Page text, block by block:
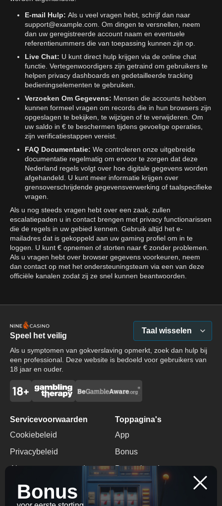
E-mail Hulp: Als u veel vragen hebt, schrijf dan naar
support@example.com . Om dingen te versnellen, neem
dan uw geregistreerde account naam en eventuele
referentienummers die van toepassing kunnen zijn op.
Live Chat: U kunt direct hulp krijgen via de online chat
functie. Vertegenwoordigers zijn getraind om gebruikers te
helpen privacy dashboards en gedetailleerde tracking
bedieningselementen te gebruiken.
Verzoeken Om Gegevens: Mensen die accounts hebben
kunnen formeel vragen om records die in hun browsers zijn
opgeslagen te bekijken, te wijzigen of te verwijderen. Om
uw saldo in € te beschermen tijdens gevoelige operaties,
zijn verificatiestappen vereist.
FAQ Documentatie: We controleren onze uitgebreide
documentatie regelmatig om ervoor te zorgen dat deze
Nederland regels volgt over hoe digitale gegevens worden
afgehandeld. U kunt meer informatie krijgen over
grensoverschrijdende gegevensverwerking of taalspecifieke
vragen.
Als u nog steeds vragen hebt over een zaak, zullen
escalatiepaden u in contact brengen met privacy functionarissen
die de regels in uw gebied kennen. Gebruik altijd het e-
mailadres dat is gekoppeld aan uw gaming profiel om in te
loggen. U kunt € opnemen of storten naar € zonder problemen.
Als u vragen hebt over browser gegevens voorkeuren, neem
dan contact op met het ondersteuningsteam via een van deze
officiële kanalen zodat zij ze snel kunnen beantwoorden.
Bonus
Speel het veilig
Als u symptomen van gokverslaving opmerkt, zoek dan hulp bij
een professional. Deze website is bedoeld voor gebruikers van
18 jaar en ouder.
Taal wisselen
Servicevoorwaarden
Cookiebeleid
Privacybeleid
Algemene voorwaarden
Verantwoord Gokken
Toppagina's
App
Bonus
Promotiecode
Geen Stortingsbonus